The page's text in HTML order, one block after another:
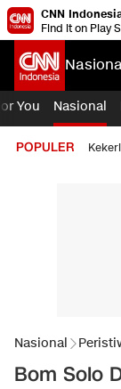
CNN
Find it on Play
You Nasional
POPULER
Nasional
Bom Solo